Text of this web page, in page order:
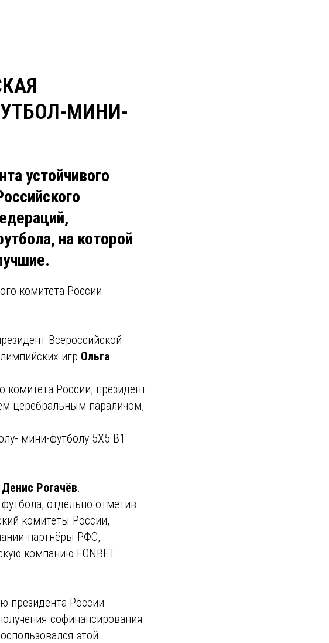
МИНИ-
устойчивого
на которой
комитета России
Всероссийской
игр Ольга
комитета России, президент
церебральным параличом,
мини-футболу 5Х5 В1
Денис Рогачёв.
отдельно отметив
комитеты России,
партнёры РФС,
компанию FONBET
президента России
софинансирования
этой